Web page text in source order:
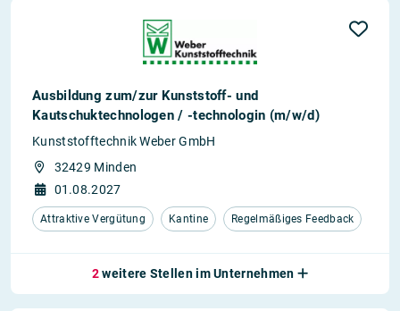
Ausbildung zum/zur Kunststoff- und
Kautschuktechnologen / -technologin (m/w/d)
Kunststofftechnik Weber GmbH
32429 Minden
01.08.2027
Attraktive Vergütung Kantine Regelmäßiges Feedback
2weitere Stellen im Unternehmen